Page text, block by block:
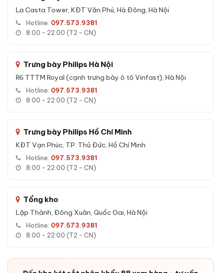
Ưu điểm Két sắt nhập khẩu Bofa BS-
60BS3 BOSHANG 68kg Face ID
Ưu điểm Két sắt nhập khẩu Bofa BS-60BS3:
gia đình đông, văn phòng, cửa hàng vàng.
Hàng nhập khẩu nguyên thùng, CO/CQ đầy đủ - không
phải hàng OEM gia công.
6 phương thức mở khóa hiện đại nhất hiện nay.
La Casta Tower, KĐT Văn Phú, Hà Đông, Hà Nội
Hotline: 097.573.9381
8:00 - 22:00 (T2 - CN)
Trưng bày Philips Hà Nội
R6 TTTM Royal (cạnh trưng bày ô tô Vinfast), Hà Nội
Hotline: 097.573.9381
8:00 - 22:00 (T2 - CN)
Trưng bày Philips Hồ Chí Minh
KĐT Vạn Phúc, TP. Thủ Đức, Hồ Chí Minh
Hotline: 097.573.9381
8:00 - 22:00 (T2 - CN)
Tổng kho
Lập Thành, Đông Xuân, Quốc Oai, Hà Nội
Hotline: 097.573.9381
8:00 - 22:00 (T2 - CN)